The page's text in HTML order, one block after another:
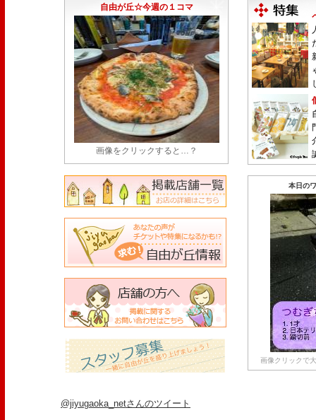
永久パス配布も！
自由が丘☆今週の１コマ
画像をクリックすると…？
本日の
画像クリックで
@jiyugaoka_netさんのツイート